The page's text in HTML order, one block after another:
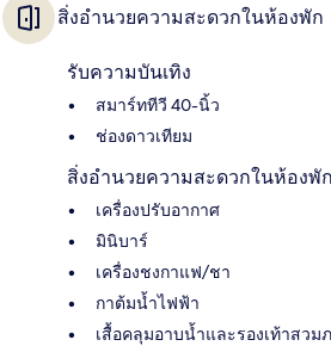
สิ่งอำนวยความสะดวกในห้องพัก
รับความบันเทิง
สมาร์ททีวี 40-นิ้ว
ช่องดาวเทียม
สิ่งอำนวยความสะดวกในห้องพัก
เครื่องปรับอากาศ
มินิบาร์
เครื่องชงกาแฟ/ชา
กาต้มน้ำไฟฟ้า
เสื้อคลุมอาบน้ำและรองเท้าสวม